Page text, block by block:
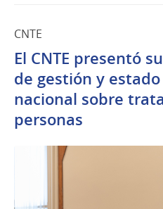
CNTE
El CNTE presentó
de gestión y
nacional sobre
personas